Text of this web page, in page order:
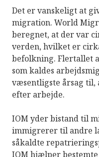
Det er vanskeligt at
migration. World
beregnet, at der var
verden, hvilket er
befolkning. Flertallet
som kaldes
væsentligste årsag til,
efter arbejde.
IOM yder bistand til
immigrerer til andre
såkaldte
IOM hjælper